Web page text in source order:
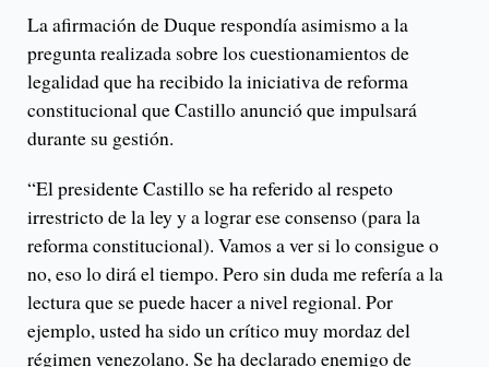
La afirmación de Duque respondía asimismo a la
pregunta realizada sobre los cuestionamientos de
legalidad que ha recibido la iniciativa de reforma
constitucional que Castillo anunció que impulsará
durante su gestión.
“El presidente Castillo se ha referido al respeto
irrestricto de la ley y a lograr ese consenso (para la
reforma constitucional). Vamos a ver si lo consigue o
no, eso lo dirá el tiempo. Pero sin duda me refería a la
lectura que se puede hacer a nivel regional. Por
ejemplo, usted ha sido un crítico muy mordaz del
régimen venezolano. Se ha declarado enemigo de